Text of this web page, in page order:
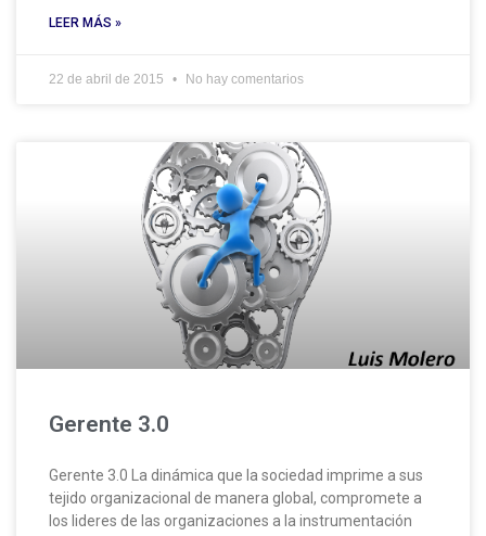
LEER MÁS »
22 de abril de 2015 No hay comentarios
Gerente 3.0
Gerente 3.0 La dinámica que la sociedad imprime a sus
tejido organizacional de manera global, compromete a
los lideres de las organizaciones a la instrumentación